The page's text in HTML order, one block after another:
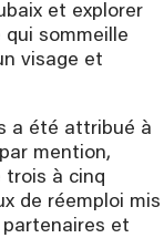
et explorer
sommeille
visage et
a été attribué à
mention,
trois à cinq
de réemploi mis
et